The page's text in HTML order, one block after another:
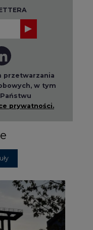
przetwarzania
w tym
prywatności.